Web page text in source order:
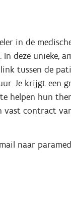
in de
In deze unieke,
tussen de
Je krijgt
helpen hun
contract
naar